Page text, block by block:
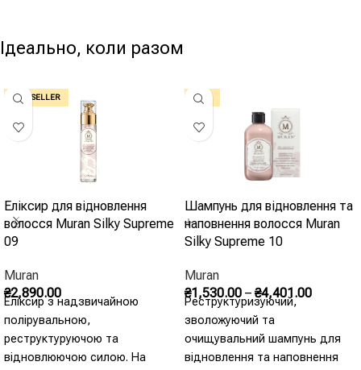
Ідеально, коли разом
BEST SELLER
Еліксир для відновлення
волосся Muran Silky Supreme
09
Muran
₴2,890.00
Еліксир з надзвичайною
полірувальною,
реструктуруючою та
відновлюючою силою. На
-10%
Шампунь для відновлення та
наповнення волосся Muran
Silky Supreme 10
Muran
₴1,530.00 – ₴4,401.00
Реструктуризуючий,
зволожуючий та
очищувальний шампунь для
відновлення та наповнення